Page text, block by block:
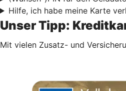
Hilfe, ich habe meine Karte
Unser Tipp:
Mit vielen Zusatz- und